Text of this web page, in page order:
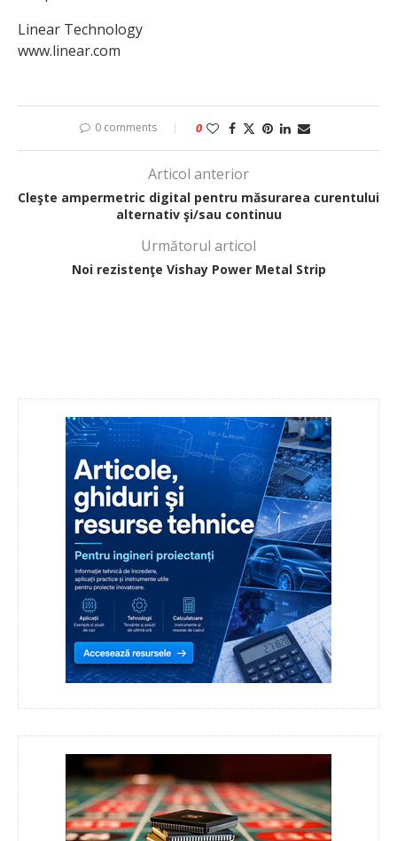
Linear Technology
www.linear.com
0 comments 0
Articol anterior
Cleşte ampermetric digital pentru măsurarea curentului
alternativ şi/sau continuu
Următorul articol
Noi rezistenţe Vishay Power Metal Strip